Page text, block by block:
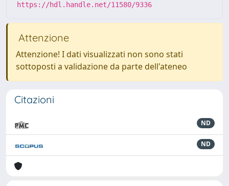
https://hdl.handle.net/11580/9336
Attenzione
Attenzione! I dati visualizzati non sono stati
sottoposti a validazione da parte dell'ateneo
Citazioni
ND
ND